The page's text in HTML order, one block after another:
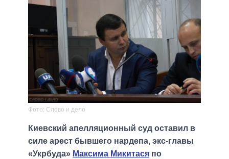
Фото: Слово и дело
Киевский апелляционный суд оставил в
силе арест бывшего нардепа, экс-главы
«Укрбуда» Максима Микитася по